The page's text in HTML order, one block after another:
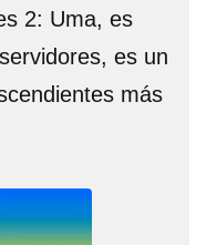
2: Uma, es
es un
más